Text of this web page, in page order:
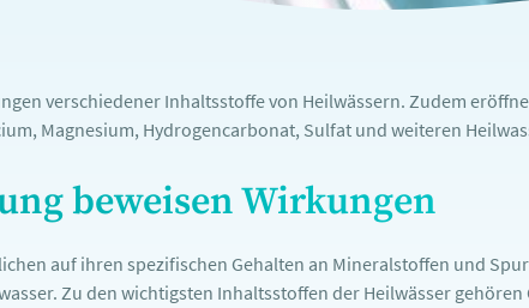
verschiedener Inhaltsstoffe von Heilwässern. Zudem
Magnesium, Hydrogencarbonat, Sulfat und weiteren
beweisen Wirkungen
auf ihren spezifischen Gehalten an Mineralstoffen und
Zu den wichtigsten Inhaltsstoffen der Heilwässer